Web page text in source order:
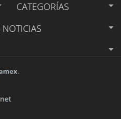
CATEGORÍAS
.